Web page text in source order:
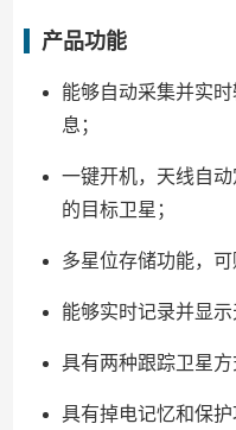
产品功能
能够自动采集并实
息；
一键开机，天线自
的目标卫星；
多星位存储功能，
能够实时记录并显示
具有两种跟踪卫星方
具有掉电记忆和保护